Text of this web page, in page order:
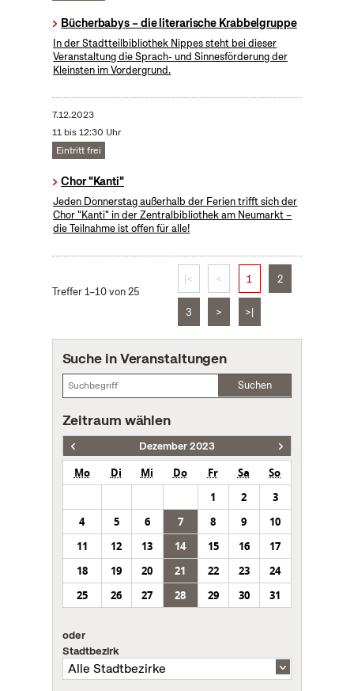
Bücherbabys – die literarische Krabbelgruppe
In der Stadtteilbibliothek Nippes steht bei dieser
Veranstaltung die Sprach- und Sinnesförderung der
Kleinsten im Vordergrund.
7.12.2023
11 bis 12:30 Uhr
Eintritt frei
Chor "Kanti"
Jeden Donnerstag außerhalb der Ferien trifft sich der
Chor "Kanti" in der Zentralbibliothek am Neumarkt –
die Teilnahme ist offen für alle!
Treffer 1–10 von 25
|< < 1 2
3 > >|
Suche in Veranstaltungen
Suchen
Zeitraum wählen
Dezember 2023
Mo Di Mi Do Fr Sa
So
1
2
3
4
5 6 7 8 9
10
11
12 13 14 15 16
17
18
19 20 21 22 23
24
25
26 27 28 29 30 31
oder
Stadtbezirk